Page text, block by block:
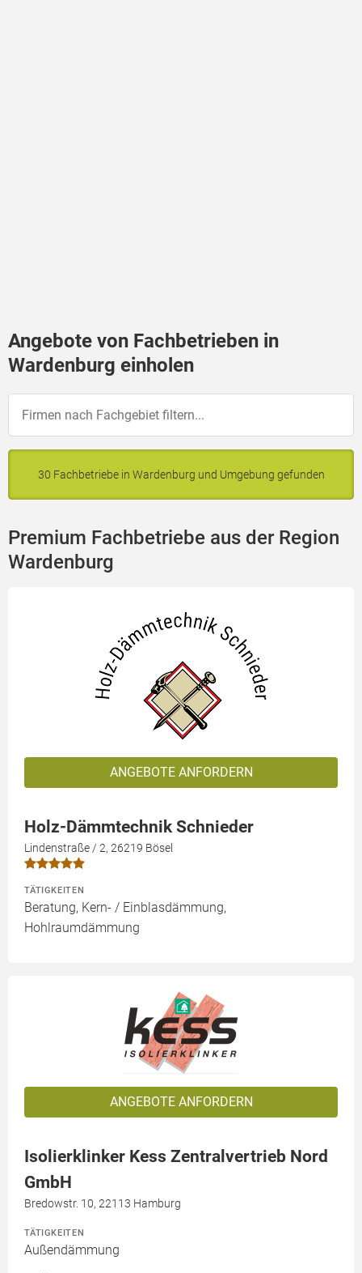
Angebote von Fachbetrieben in
Wardenburg einholen
30 Fachbetriebe in Wardenburg und Umgebung gefunden
Premium Fachbetriebe aus der Region
Wardenburg
ANGEBOTE ANFORDERN
Holz-Dämmtechnik Schnieder
Lindenstraße / 2, 26219 Bösel
TÄTIGKEITEN
Beratung, Kern- / Einblasdämmung,
Hohlraumdämmung
ANGEBOTE ANFORDERN
Isolierklinker Kess Zentralvertrieb Nord
GmbH
Bredowstr. 10, 22113 Hamburg
TÄTIGKEITEN
Außendämmung